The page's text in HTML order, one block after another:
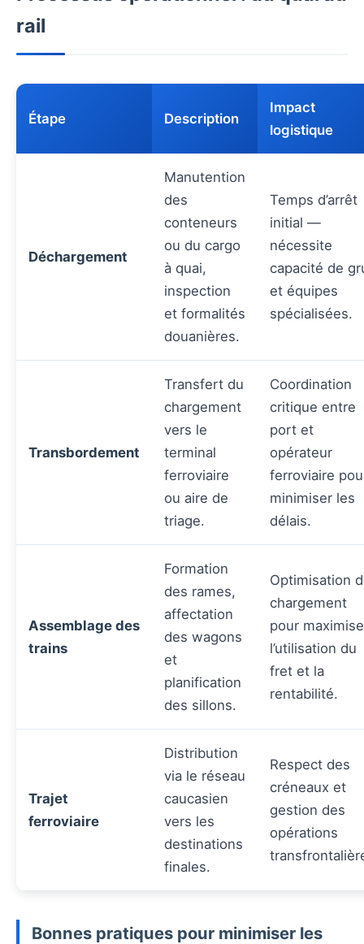
rail
Étape Description
Impact
logistique
Déchargement
Manutention
des
conteneurs
ou du cargo
à quai,
inspection
et formalités
douanières.
Temps d’arrêt
initial —
nécessite
capacité de
et équipes
spécialisées.
Transbordement
Transfert du
chargement
vers le
terminal
ferroviaire
ou aire de
triage.
Coordination
critique entre
port et
opérateur
ferroviaire
minimiser les
délais.
Assemblage des
trains
Formation
des rames,
affectation
des wagons
et
planification
des sillons.
Optimisation
chargement
pour
l’utilisation du
fret et la
rentabilité.
Trajet
ferroviaire
Distribution
via le réseau
caucasien
vers les
destinations
finales.
Respect des
créneaux et
gestion des
opérations
Bonnes pratiques pour minimiser les